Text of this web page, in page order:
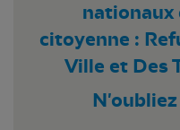
nationaux
citoyenne :
Ville et Des